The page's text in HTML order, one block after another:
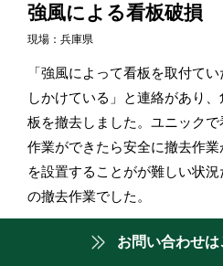
強風による看板破損
現場：兵庫県
「強風によって看板を取付て
しかけている」と連絡があり
板を撤去しました。ユニック
作業ができたら安全に撤去作
を設置することがが難しい状
の撤去作業でした。
看板が危険な状態になってい
お問い合わせは